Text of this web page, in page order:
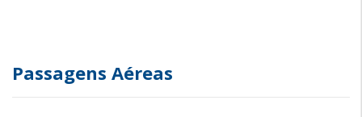
Passagens Aéreas